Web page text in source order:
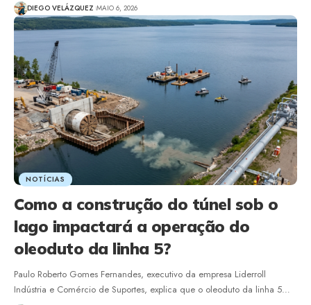
DIEGO VELÁZQUEZ MAIO 6, 2026
NOTÍCIAS
Como a construção do túnel sob o
lago impactará a operação do
oleoduto da linha 5?
Paulo Roberto Gomes Fernandes, executivo da empresa Liderroll
Indústria e Comércio de Suportes, explica que o oleoduto da linha 5…